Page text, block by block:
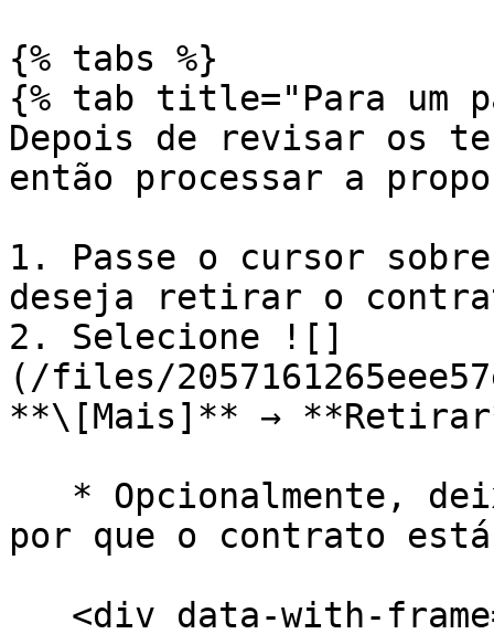
{% tabs %}
{% tab title="Para um
Depois de revisar os
então processar a
1. Passe o cursor
deseja retirar o
2. Selecione ![]
(/files/
**\[Mais]** →
por que o contrato